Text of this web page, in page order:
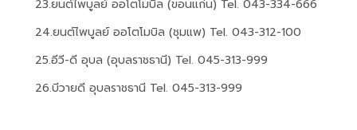
23.ยนต์ไพบูลย์ ออโตโมบิล (ขอนแก่น) Tel. 043-334-666
24.ยนต์ไพบูลย์ ออโตโมบิล (ชุมแพ) Tel. 043-312-100
25.อีวี-ดี อุบล (อุบลราชธานี) Tel. 045-313-999
26.บีวายดี อุบลราชธานี Tel. 045-313-999